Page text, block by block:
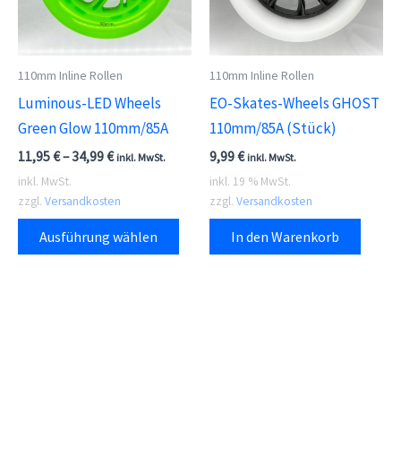
110mm Inline Rollen
Luminous-LED Wheels
Green Glow 110mm/85A
11,95€–34,99€ inkl. MwSt.
inkl. MwSt.
zzgl. Versandkosten
Ausführung wählen
Dieses
Produkt
110mm Inline Rollen
EO-Skates-Wheels GHOST
110mm/85A (Stück)
9,99€ inkl. MwSt.
inkl. 19 % MwSt.
zzgl. Versandkosten
In den Warenkorb